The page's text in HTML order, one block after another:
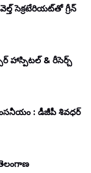
సెక్రటేరియట్‌తో గ్రీన్
హాస్పిటల్ & రీసెర్చ్
: డీజీపీ శివధర్